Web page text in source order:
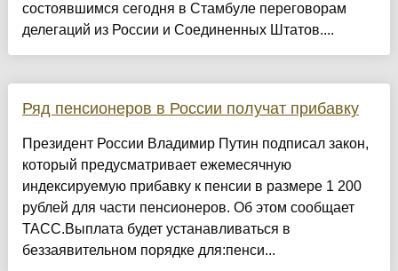
состоявшимся сегодня в Стамбуле переговорам
делегаций из России и Соединенных Штатов....
Ряд пенсионеров в России получат прибавку
Президент России Владимир Путин подписал закон,
который предусматривает ежемесячную
индексируемую прибавку к пенсии в размере 1 200
рублей для части пенсионеров. Об этом сообщает
ТАСС.Выплата будет устанавливаться в
беззаявительном порядке для:пенси...